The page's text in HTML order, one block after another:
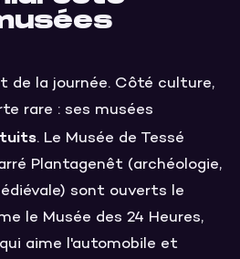
la journée. Côté culture,
rare : ses musées
. Le Musée de Tessé
Plantagenêt (archéologie,
sont ouverts le
le Musée des 24 Heures,
aime l'automobile et